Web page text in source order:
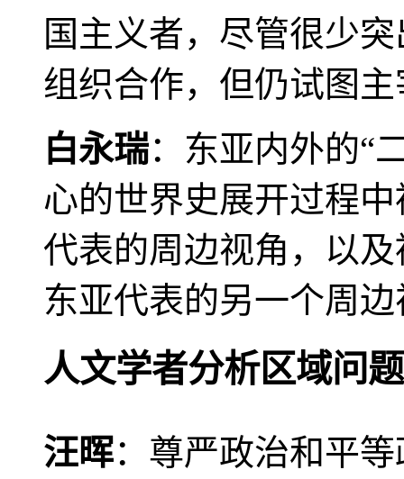
国主义者，尽管很少
组织合作，但仍试图
白永瑞：东亚内外的“
心的世界史展开过程
代表的周边视角，以
东亚代表的另一个周
人文学者分析区域问题
汪晖：尊严政治和平